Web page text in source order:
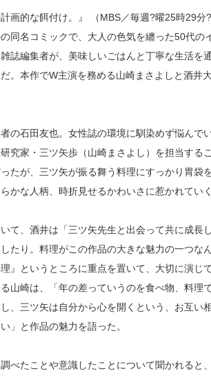
画的な餌付け。』 （MBS／毎週?曜25時29分
同名コミックで、大人の色気を纏った50代の
誌編集者が、美味しいごはんと丁寧な生活を
。本作でW主演を務める山崎まさよしと酒井
の石田友也。女性誌の環境に馴染めず悩んで
究家・三ツ矢歩（山崎まさよし）を担当する
たが、三ツ矢が振る舞う料理にすっかり胃袋
かな人柄、時折見せるかわいさに惹かれてい
て、酒井は「三ツ矢先生と出会って共に成長
たり。料理がこの作品の大きな魅力の一つな
』というところに重点を置いて、大切に演じ
山崎は、「年の差っていうのを食べ物、料理
、三ツ矢は自分から心を開くという、お互い
」と作品の魅力を語った。
べたことや意識したことについて聞かれると